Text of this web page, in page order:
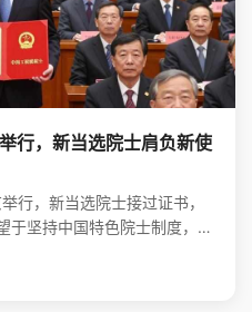
行，新当选院士肩负新使
行，新当选院士接过证书，
于坚持中国特色院士制度，勇